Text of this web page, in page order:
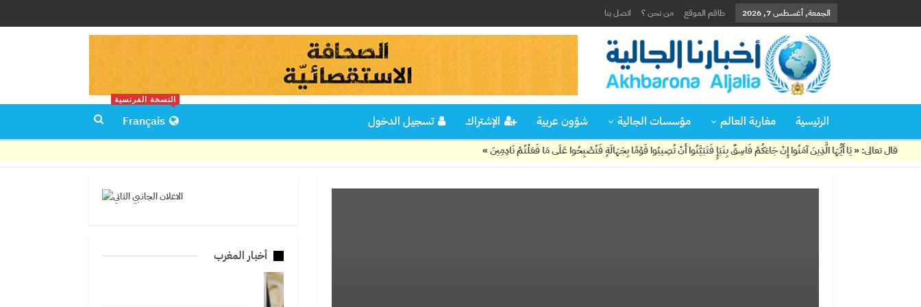
الجمعة, أغسطس 7, 2026 طاقم الموقع من نحن ؟ اتصل بنا
الرئيسية مغاربة العالم مؤسسات الجالية شؤون عربية الإشتراك تسجيل الدخول Français
النسخة الفرنسية
تعالى: « يَا أَيُّهَا الَّذِينَ آمَنُوا إِنْ جَاءَكُمْ فَاسِقٌ بِنَبَإٍ فَتَبَيَّنُوا أَنْ تُصِيبُوا قَوْمًا بِجَهَالَةٍ فَتُصْبِحُوا عَلَى مَا فَعَلْتُمْ نَادِمِينَ »
أخبار المغرب